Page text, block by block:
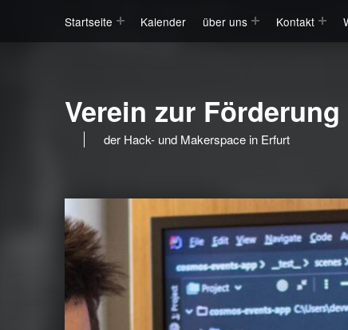
Startseite
Kalender über uns Kontakt
Verein zur
der Hack- und Makerspace in Erfurt